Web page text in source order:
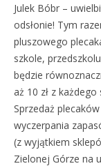
Julek Bóbr –
odsłonie! Tym
pluszowego
szkole,
będzie
aż 10 zł z
Sprzedaż
wyczerpania
(z wyjątkiem
Zielonej Górze na